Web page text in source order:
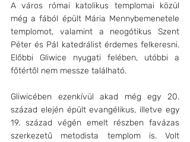
A város római katolikus templomai közül
még a fából épült Mária Mennybemenetele
templomot, valamint a neogótikus Szent
Péter és Pál katedrálist érdemes felkeresni.
Előbbi Gliwice nyugati felében, utóbbi a
főtértől nem messze található.
Gliwicében ezenkívül akad még egy 20.
század elején épült evangélikus, illetve egy
19. század végén emelt részben favázas
szerkezetű metodista templom is. Volt